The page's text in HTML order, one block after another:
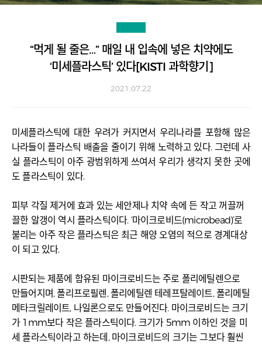
“먹게 될 줄은…” 매일 내 입속에 넣은 치약에도
‘미세플라스틱’ 있다[KISTI 과학향기]
2021.07.22
미세플라스틱에 대한 우려가 커지면서 우리나라를 포함해 많은
나라들이 플라스틱 배출을 줄이기 위해 노력하고 있다. 그런데 사
실 플라스틱이 아주 광범위하게 쓰여서 우리가 생각지 못한 곳에
도 플라스틱이 있다.
피부 각질 제거에 효과 있는 세안제나 치약 속에 든 작고 꺼끌꺼
끌한 알갱이 역시 플라스틱이다. ‘마이크로비드(microbead)’로
불리는 아주 작은 플라스틱은 최근 해양 오염의 적으로 경계대상
이 되고 있다.
시판되는 제품에 함유된 마이크로비드는 주로 폴리에틸렌으로
만들어지며, 폴리프로필렌, 폴리에틸렌 테레프탈레이트, 폴리메틸
메타크릴레이트, 나일론으로도 만들어진다. 마이크로비드는 크기
가 1mm보다 작은 플라스틱이다. 크기가 5mm 이하인 것을 미
세 플라스틱이라고 하는데, 마이크로비드의 크기는 그보다 훨씬